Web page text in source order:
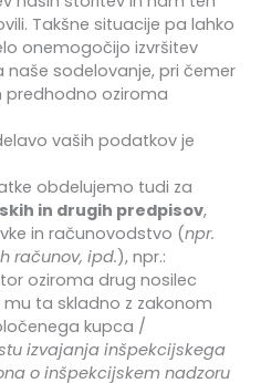
Takšne situacije pa lahko
onemogočijo izvršitev
sodelovanje, pri čemer
oziroma
vaših podatkov je
obdelujemo tudi za
in drugih predpisov,
in računovodstvo (npr.
računov, ipd.), npr.:
oziroma drug nosilec
ta skladno z zakonom
kupca /
izvajanja inšpekcijskega
o inšpekcijskem nadzoru